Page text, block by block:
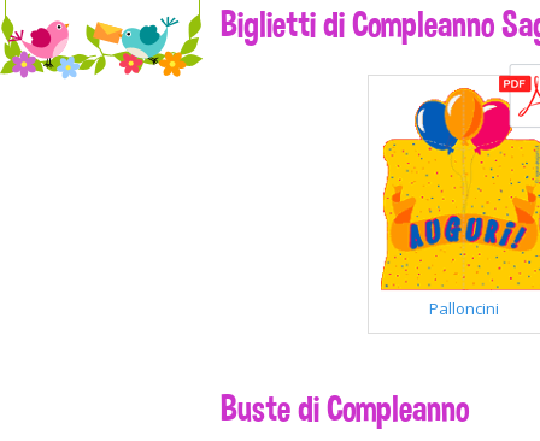
Biglietti di Compleanno
Palloncini
Buste di Compleanno